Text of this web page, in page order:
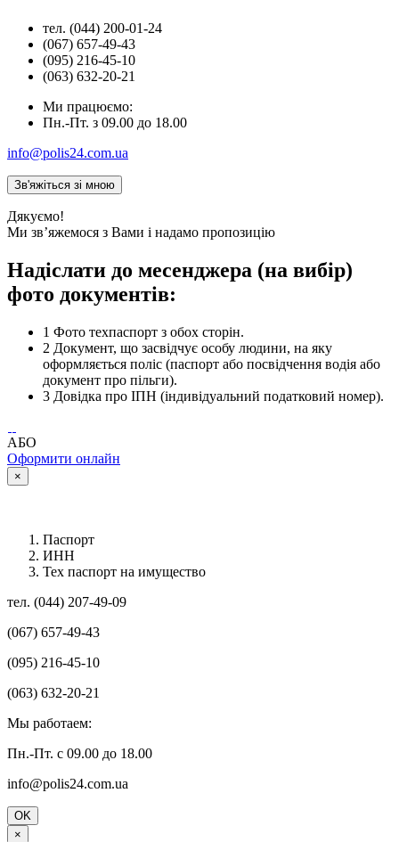
тел. (044) 200-01-24
(067) 657-49-43
(095) 216-45-10
(063) 632-20-21
Ми працюємо:
Пн.-Пт. з 09.00 до 18.00
info@polis24.com.ua
Дякуємо!
Ми зв’яжемося з Вами і надамо пропозицію
Надіслати до месенджера (на вибір)
фото документів:
1 Фото техпаспорт з обох сторін.
2 Документ, що засвідчує особу людини, на яку
оформляється поліс (паспорт або посвідчення водія або
документ про пільги).
3 Довідка про ІПН (індивідуальний податковий номер).
АБО
Оформити онлайн
×
Паспорт
ИНН
Тех паспорт на имущество
тел. (044) 207-49-09
(067) 657-49-43
(095) 216-45-10
(063) 632-20-21
Мы работаем:
Пн.-Пт. с 09.00 до 18.00
info@polis24.com.ua
OK
×